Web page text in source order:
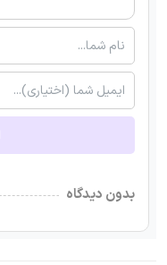
بدون دیدگاه